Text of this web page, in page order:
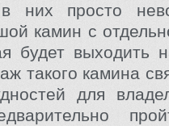
в них просто
камин с
будет выходить
такого камина
для